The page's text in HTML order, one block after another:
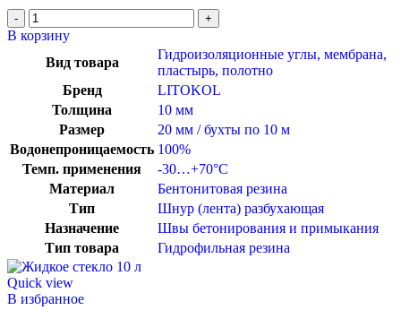
В корзину
Вид товара
Гидроизоляционные углы, мембрана,
пластырь, полотно
Бренд
LITOKOL
Толщина
10 мм
Размер
20 мм / бухты по 10 м
Водонепроницаемость 100%
Темп. применения
-30…+70°C
Материал
Бентонитовая резина
Тип
Шнур (лента) разбухающая
Назначение
Швы бетонирования и примыкания
Тип товара
Гидрофильная резина
Quick view
В избранное